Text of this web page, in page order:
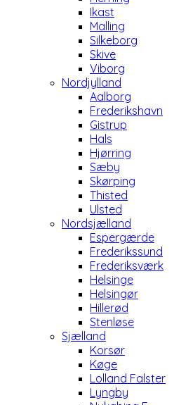
Ikast
Malling
Silkeborg
Skive
Viborg
Nordjylland
Aalborg
Frederikshavn
Gistrup
Hals
Hjørring
Sæby
Skørping
Thisted
Ulsted
Nordsjælland
Espergærde
Frederikssund
Frederiksværk
Helsinge
Helsingør
Hillerød
Stenløse
Sjælland
Korsør
Køge
Lolland Falster
Lyngby